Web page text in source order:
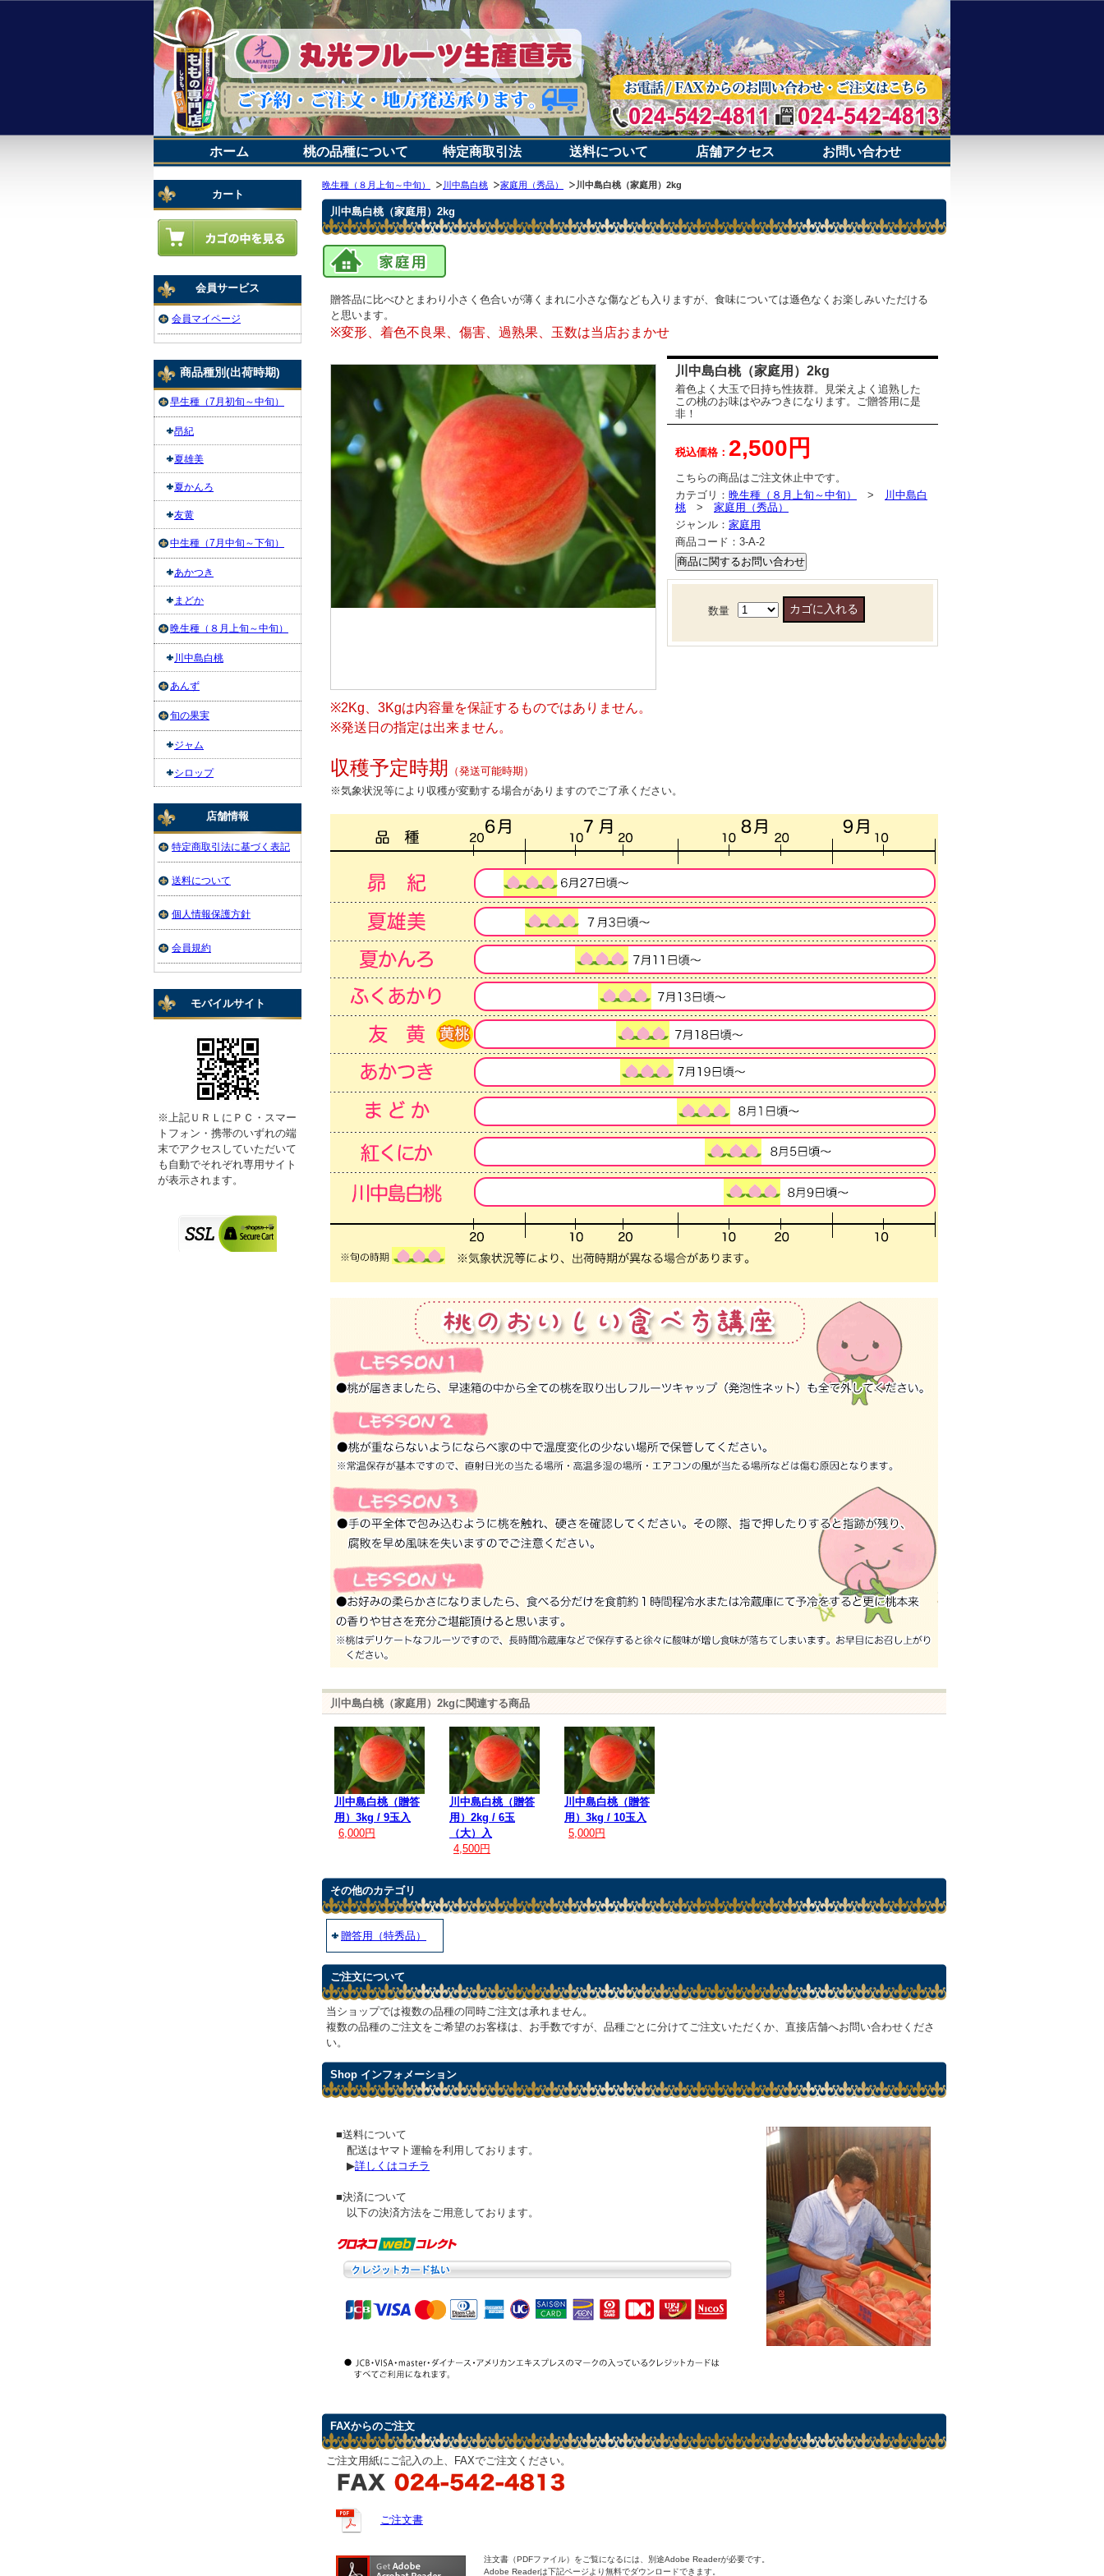
ホーム 桃の品種について 特定商取引法 送料について 店舗アクセス お問い合わせ
晩生種（８月上旬～中旬） 川中島白桃 家庭用（秀品） 川中島白桃（家庭用）2kg
川中島白桃（家庭用）2kg
贈答品に比べひとまわり小さく色合いが薄くまれに小さな傷なども入りますが、食味については遜色なくお楽しみいただける
と思います。
※変形、着色不良果、傷害、過熟果、玉数は当店おまかせ
川中島白桃（家庭用）2kg
着色よく大玉で日持ち性抜群。見栄えよく追熟した
この桃のお味はやみつきになります。ご贈答用に是
非！
税込価格： 2,500円
こちらの商品はご注文休止中です。
カテゴリ： 晩生種（８月上旬～中旬） >
川中島白
桃 > 家庭用（秀品）
ジャンル： 家庭用
商品コード： 3-A-2
数量
※2Kg、3Kgは内容量を保証するものではありません。
※発送日の指定は出来ません。
収穫予定時期
（発送可能時期）
※気象状況等により収穫が変動する場合がありますのでご了承ください。
川中島白桃（家庭用）2kgに関連する商品
川中島白桃（贈答
用）3kg / 9玉入
6,000円
川中島白桃（贈答
用）2kg / 6玉
（大）入
4,500円
川中島白桃（贈答
用）3kg / 10玉入
5,000円
その他のカテゴリ
贈答用（特秀品）
ご注文について
当ショップでは複数の品種の同時ご注文は承れません。
複数の品種のご注文をご希望のお客様は、お手数ですが、品種ごとに分けてご注文いただくか、直接店舗へお問い合わせくださ
い。
Shop インフォメーション
■送料について
配送はヤマト運輸を利用しております。
▶詳しくはコチラ
■決済について
以下の決済方法をご用意しております。
FAXからのご注文
ご注文用紙にご記入の上、FAXでご注文ください。
ご注文書
注文書（PDFファイル）をご覧になるには、別途Adobe Readerが必要です。
Adobe Readerは下記ページより無料でダウンロードできます。
カート
会員サービス
会員マイページ
商品種別(出荷時期)
早生種（7月初旬～中旬）
昂紀
夏雄美
夏かんろ
友黄
中生種（7月中旬～下旬）
あかつき
まどか
晩生種（８月上旬～中旬）
川中島白桃
あんず
旬の果実
ジャム
シロップ
店舗情報
特定商取引法に基づく表記
送料について
個人情報保護方針
会員規約
モバイルサイト
※上記ＵＲＬにＰＣ・スマー
トフォン・携帯のいずれの端
末でアクセスしていただいて
も自動でそれぞれ専用サイト
が表示されます。